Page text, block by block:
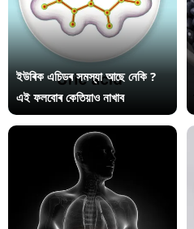
ইউৰিক এচিডৰ সমস্যা আছে নেকি ?
এই ফলবোৰ কেতিয়াও নাখাব